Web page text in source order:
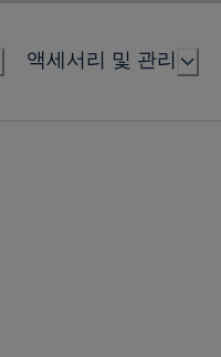
액세서리 및 관리